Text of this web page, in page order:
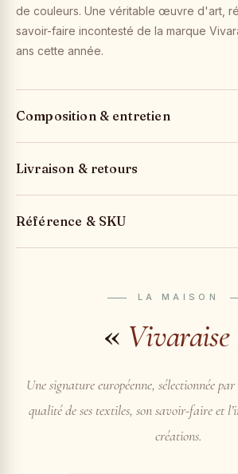
de couleurs. Une véritable œuvre d'art,
savoir-faire incontesté de la marque
ans cette année.
Composition & entretien
Livraison & retours
Référence & SKU
LA MAISON
« Vivaraise
Une signature européenne, sélectionnée
qualité de ses textiles, son savoir-faire et
créations.